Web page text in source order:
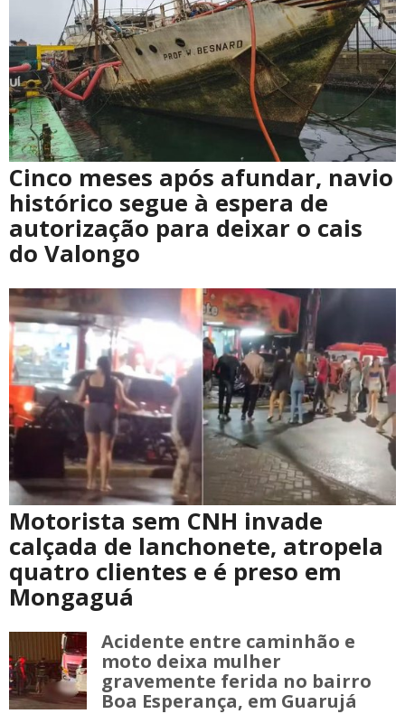
Cinco meses após afundar, navio
histórico segue à espera de
autorização para deixar o cais
do Valongo
Motorista sem CNH invade
calçada de lanchonete, atropela
quatro clientes e é preso em
Mongaguá
Acidente entre caminhão e
moto deixa mulher
gravemente ferida no bairro
Boa Esperança, em Guarujá